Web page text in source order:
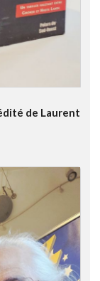
de Laurent